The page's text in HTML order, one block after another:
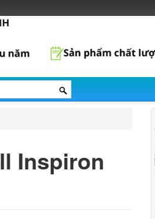
Inspiron
Grey
389.000 đ
Bàn phím Dell XPS 13 9370
Liên hệ
Latitude 5480